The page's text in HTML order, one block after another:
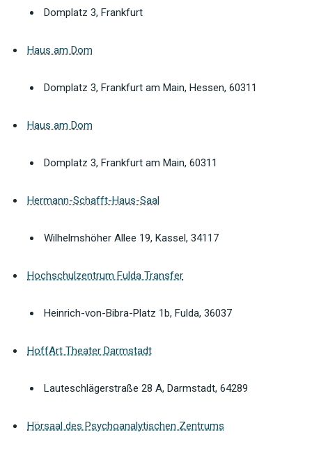
Domplatz 3, Frankfurt
Haus am Dom
Domplatz 3, Frankfurt am Main, Hessen, 60311
Haus am Dom
Domplatz 3, Frankfurt am Main, 60311
Hermann-Schafft-Haus-Saal
Wilhelmshöher Allee 19, Kassel, 34117
Hochschulzentrum Fulda Transfer
Heinrich-von-Bibra-Platz 1b, Fulda, 36037
HoffArt Theater Darmstadt
Lauteschlägerstraße 28 A, Darmstadt, 64289
Hörsaal des Psychoanalytischen Zentrums